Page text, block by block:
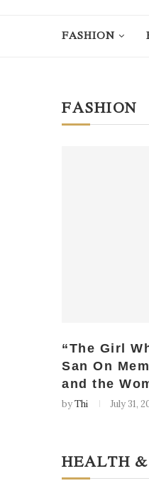
FASHION
FASHION
“The Girl
San On
and the
byThi July 31,
HEALTH